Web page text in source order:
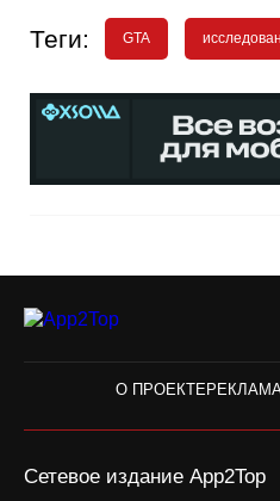
Теги: GTA
О ПРОЕКТЕ
Сетевое издание App2Top